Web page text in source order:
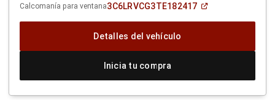
Calcomanía para ventana3C6LRVCG3TE182417
(Abrir
una
Detalles del vehículo
Inicia tu compra